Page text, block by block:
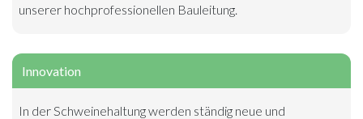
unserer hochprofessionellen Bauleitung.
Innovation
In der Schweinehaltung werden ständig neue und